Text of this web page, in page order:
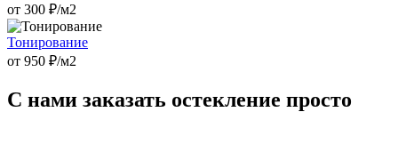
от 300 ₽/м2
Тонирование
от 950 ₽/м2
С нами заказать остекление просто